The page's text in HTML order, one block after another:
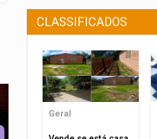
CLASSIFICADOS
Geral